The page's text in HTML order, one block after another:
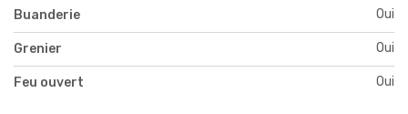
Buanderie Oui
Grenier Oui
Feu ouvert Oui